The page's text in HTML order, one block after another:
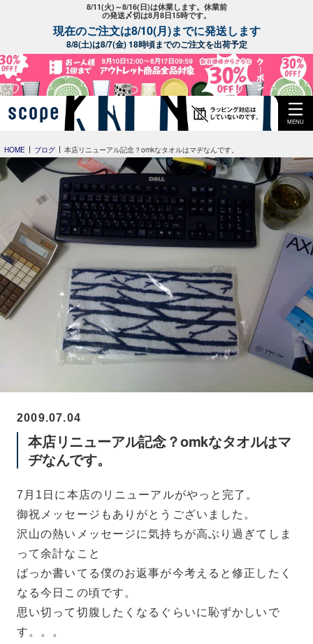
8/11(火)～8/16(日)は休業します。休業前
の発送〆切は8月8日15時です。
現在のご注文は8/10(月)までに発送します
8/8(土)は8/7(金) 18時頃までのご注文を出荷予定
MENU
HOME ブログ 本店リニューアル記念？omkなタオルはマヂなんです。
2009.07.04
本店リニューアル記念？omkなタオルはマ
ヂなんです。
7月1日に本店のリニューアルがやっと完了。
御祝メッセージもありがとうございました。
沢山の熱いメッセージに気持ちが高ぶり過ぎてしま
って余計なこと
ばっか書いてる僕のお返事が今考えると修正したく
なる今日この頃です。
思い切って切腹したくなるぐらいに恥ずかしいで
す。。。